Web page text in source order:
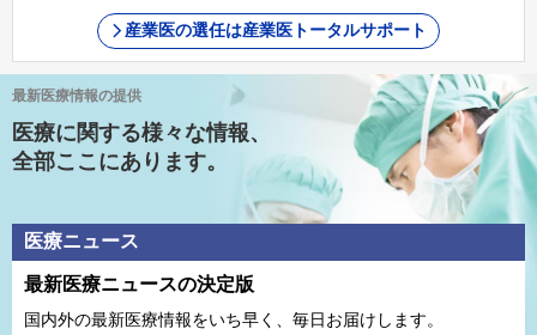
産業医の選任は産業医トータルサポート
最新医療情報の提供
医療に関する様々な情報、
全部ここにあります。
医療ニュース
最新医療ニュースの決定版
国内外の最新医療情報をいち早く、毎日お届けします。